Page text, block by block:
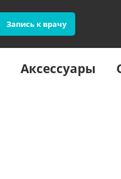
Запись к врачу
Аксессуары